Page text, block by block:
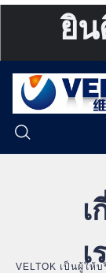
ยิน
เ
VELTOK เป็นผู้ให้
หน้าแรก